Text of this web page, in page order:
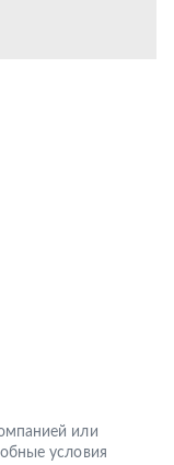
или
условия